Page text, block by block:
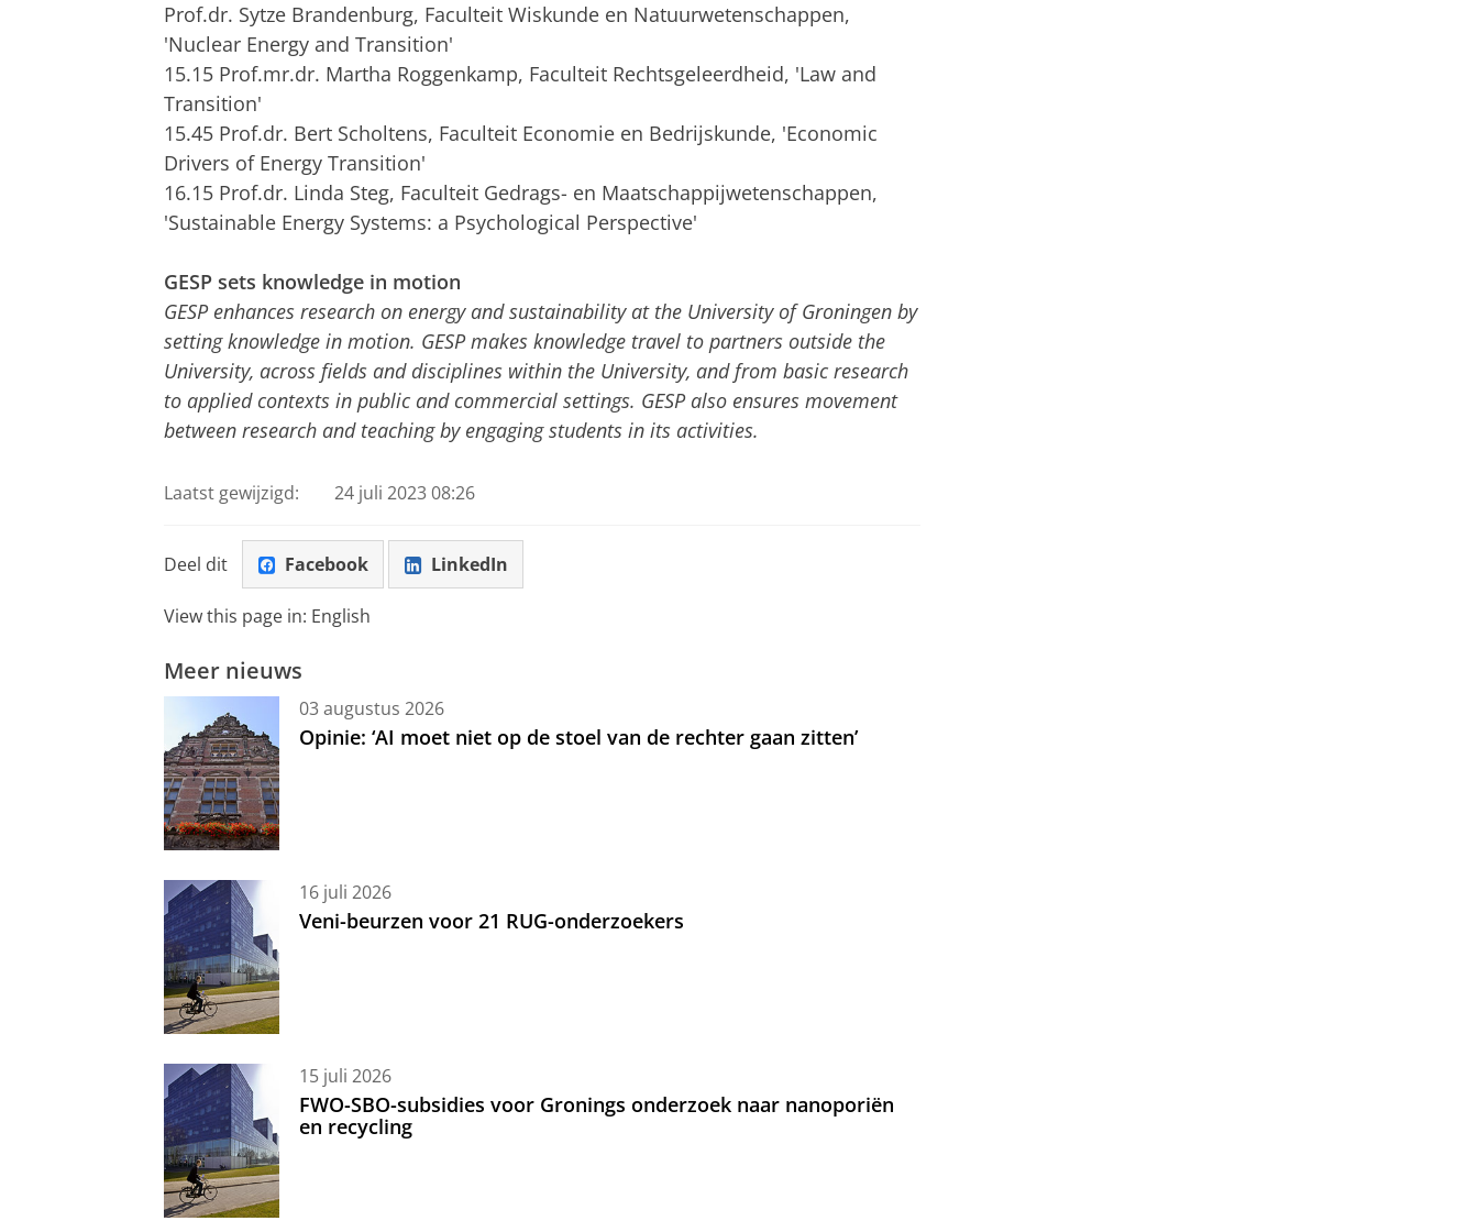
Prof.dr. Sytze Brandenburg, Faculteit Wiskunde en Natuurwetenschappen,
'Nuclear Energy and Transition'
15.15 Prof.mr.dr. Martha Roggenkamp, Faculteit Rechtsgeleerdheid, 'Law and
Transition'
15.45 Prof.dr. Bert Scholtens, Faculteit Economie en Bedrijskunde, 'Economic
Drivers of Energy Transition'
16.15 Prof.dr. Linda Steg, Faculteit Gedrags- en Maatschappijwetenschappen,
'Sustainable Energy Systems: a Psychological Perspective'
GESP sets knowledge in motion
GESP enhances research on energy and sustainability at the University of Groningen by
setting knowledge in motion. GESP makes knowledge travel to partners outside the
University, across fields and disciplines within the University, and from basic research
to applied contexts in public and commercial settings. GESP also ensures movement
between research and teaching by engaging students in its activities.
Laatst gewijzigd: 24 juli 2023 08:26
Deel dit Facebook LinkedIn
View this page in: English
Meer nieuws
03 augustus 2026
Opinie: ‘AI moet niet op de stoel van de rechter gaan zitten’
16 juli 2026
Veni-beurzen voor 21 RUG-onderzoekers
15 juli 2026
FWO-SBO-subsidies voor Gronings onderzoek naar nanoporiën
en recycling